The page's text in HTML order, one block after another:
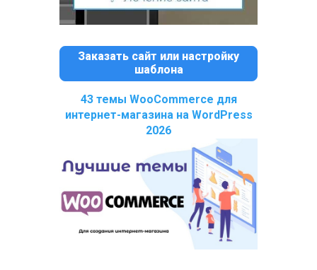
Заказать сайт или настройку
шаблона
43 темы WooCommerce для
интернет-магазина на WordPress
2026